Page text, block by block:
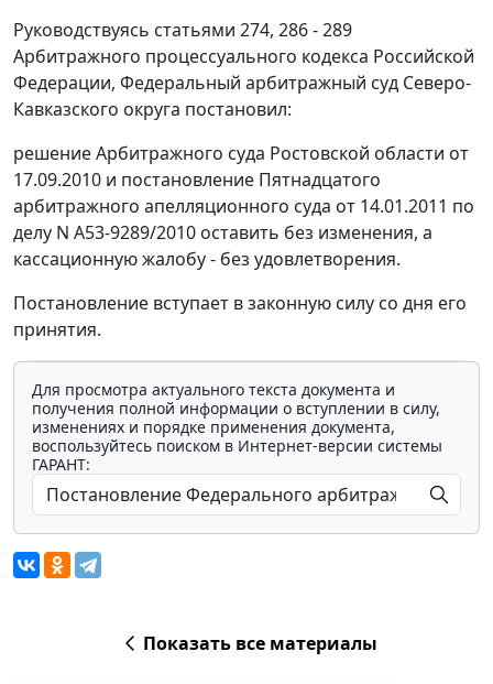
Руководствуясь статьями 274, 286 - 289
Арбитражного процессуального кодекса Российской
Федерации, Федеральный арбитражный суд Северо-
Кавказского округа постановил:
решение Арбитражного суда Ростовской области от
17.09.2010 и постановление Пятнадцатого
арбитражного апелляционного суда от 14.01.2011 по
делу N А53-9289/2010 оставить без изменения, а
кассационную жалобу - без удовлетворения.
Постановление вступает в законную силу со дня его
принятия.
Для просмотра актуального текста документа и
получения полной информации о вступлении в силу,
изменениях и порядке применения документа,
воспользуйтесь поиском в Интернет-версии системы
ГАРАНТ:
Показать все материалы